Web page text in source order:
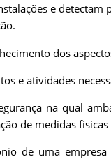
e
dos
e atividades
na qual
de medidas
de uma